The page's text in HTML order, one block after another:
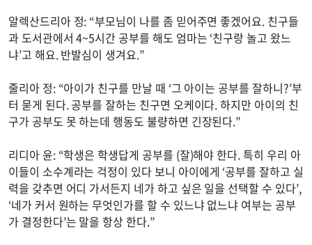
알렉산드리아 정: “부모님이 나를 좀 믿어주면 좋겠어요. 친구들
과 도서관에서 4~5시간 공부를 해도 엄마는 ‘친구랑 놀고 왔느
냐’고 해요. 반발심이 생겨요.”
줄리아 정: “아이가 친구를 만날 때 ‘그 아이는 공부를 잘하니?’부
터 묻게 된다. 공부를 잘하는 친구면 오케이다. 하지만 아이의 친
구가 공부도 못 하는데 행동도 불량하면 긴장된다.”
리디아 윤: “학생은 학생답게 공부를 (잘)해야 한다. 특히 우리 아
이들이 소수계라는 걱정이 있다 보니 아이에게 ‘공부를 잘하고 실
력을 갖추면 어디 가서든지 네가 하고 싶은 일을 선택할 수 있다’,
‘네가 커서 원하는 무엇인가를 할 수 있느냐 없느냐 여부는 공부
가 결정한다’는 말을 항상 한다.”